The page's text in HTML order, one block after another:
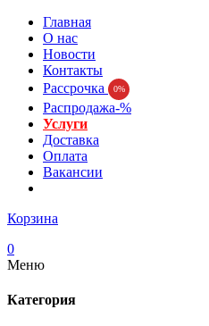
Главная
О нас
Новости
Контакты
Рассрочка
0%
Распродажа-%
Услуги
Доставка
Оплата
Вакансии
Корзина
0
Меню
Категория